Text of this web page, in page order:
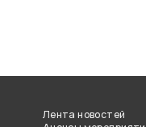
Лента новостей